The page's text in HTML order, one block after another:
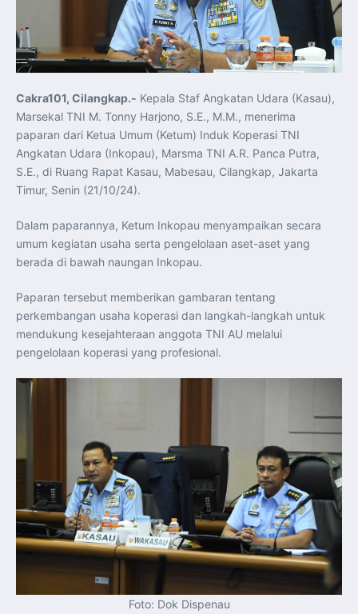
Koordinasi Jaga Stabilitas Keuangan dan Kepercayaan
Presiden Prabowo Perkuat Sinergi Perguruan Tinggi dan
PT PAL untuk Majukan Industri Perkapalan Nasional
KASAL dan Panglima Armada Pasifik Rusia Resmi Buka
Latma ORRUDA 2026
T-50i Golden Eagle TNI AU Meriahkan Pitch Black Mindil
Indonesia dan Turki Sepakati Joint Action Plan 2026–
2027, Perkuat Pasar Kerja Inklusif hingga Transformasi
Balai Vokasi
TNI AU Tingkatkan Kemampuan Personel melalui
Pelatihan Signal Radio untuk Misi Pertahanan Udara dan
Radar
Menkeu Purbaya Instruksikan Penyelarasan Aturan KEK
untuk Perkuat Daya Saing Industri Dalam Negeri
Mentan Amran Pacu Produksi Gula Nasional, Target
Menlu Sugiono Tekankan Inovasi sebagai Kunci
Penguatan Kerja Sama Konkret ASEAN Plus Three
Latma ORRUDA 2026 di Vladivostok Perkuat Diplomasi
Maritim TNI AL dan Rusia
Latihan DACT di Exercise Pitch Black 2026 Tingkatkan
Menlu Sugiono: “Kekuatan Ekonomi ASEAN-RRT Harus
Menjadi Penopang Stabilitas Kawasan”
ASEAN dan Amerika Serikat Perkuat Kemitraan untuk
Jaga Stabilitas Kawasan dan Dorong Pertumbuhan
Ekonomi
Presiden Prabowo Terima Direktur FBI, Indonesia dan AS
Perkuat Kerja Sama Repatriasi Artefak Budaya
hingga 28 Juli 2026, Kesempatan Raih Pengalaman Kerja
KASAU Bekali 154 Perwira Remaja AAU 2026, Tekankan
Integritas dan Profesionalisme sebagai Bekal
Pengabdian
Menlu Sugiono Dorong Kemitraan ASEAN–Inggris yang
Lebih Erat Hadapi Tantangan Global
Indonesia Dorong ASEAN dan Uni Eropa Perkuat
Stabilitas Global melalui Kemitraan Strategis
Menlu RI Dorong Kemitraan Ekonomi ASEAN–Korea
Selatan untuk Perkuat Ketahanan Kawasan
Kemitraan ASEAN–Kanada Perkuat Ketahanan Ekonomi,
Pangan, dan Energi Kawasan
ASEAN dan India Perkuat Ketahanan Kawasan lewat
Kerja Sama Maritim, Ekonomi, dan Kesehatan
BI Pertahankan BI-Rate 5,75 Persen untuk Jaga
Stabilitas dan Dukung Pertumbuhan Ekonomi
Cakra101, Cilangkap.- Kepala Staf Angkatan Udara (Kasau),
Marsekal TNI M. Tonny Harjono, S.E., M.M., menerima
paparan dari Ketua Umum (Ketum) Induk Koperasi TNI
Angkatan Udara (Inkopau), Marsma TNI A.R. Panca Putra,
S.E., di Ruang Rapat Kasau, Mabesau, Cilangkap, Jakarta
Timur, Senin (21/10/24).
Dalam paparannya, Ketum Inkopau menyampaikan secara
umum kegiatan usaha serta pengelolaan aset-aset yang
berada di bawah naungan Inkopau.
Paparan tersebut memberikan gambaran tentang
perkembangan usaha koperasi dan langkah-langkah untuk
mendukung kesejahteraan anggota TNI AU melalui
pengelolaan koperasi yang profesional.
Foto: Dok Dispenau